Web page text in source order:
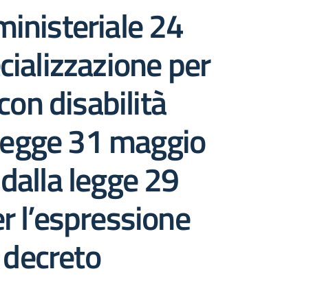
24
per
disabilità
31 maggio
legge 29
l’espressione